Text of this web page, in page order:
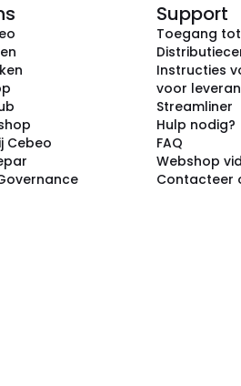
Cebeo
Support
Toegang tot
Instructies
voor
Streamliner
Hulp nodig?
FAQ
Webshop
Contacteer